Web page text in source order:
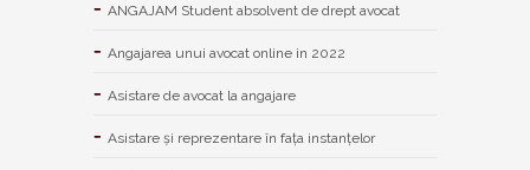
ANGAJAM Student absolvent de drept avocat
Angajarea unui avocat online in 2022
Asistare de avocat la angajare
Asistare și reprezentare în fața instanțelor